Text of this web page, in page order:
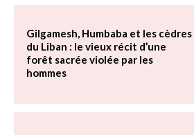
Gilgamesh, Humbaba et les cèdres
du Liban : le vieux récit d’une
forêt sacrée violée par les
hommes